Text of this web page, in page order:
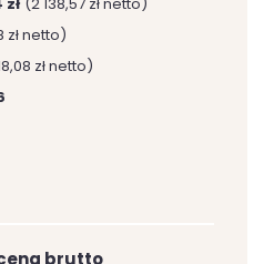
zł netto)
zł netto)
brutto